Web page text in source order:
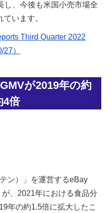
し、今後も米国小売市場全
います。
Third Quarter 2022
）
が2019年の約
倍
ン）」を運営するeBay
、2021年における食品分
年の約1.5倍に拡大したこ